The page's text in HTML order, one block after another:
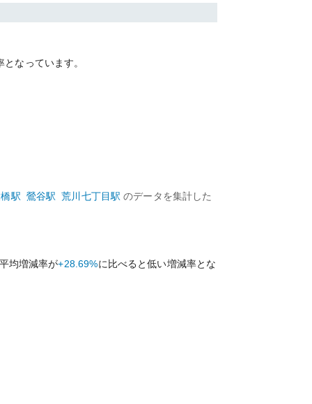
となっています。
駅 鶯谷駅 荒川七丁目駅 のデータを集計した
均増減率が+28.69%に比べると低い増減率とな